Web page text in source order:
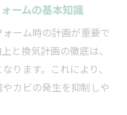
る一年中快適な室
コンセプト作り
地消の素材を活かす
ームの基本知識
ーム時の計画が重要で
と換気計画の徹底は、
ります。これにより、
カビの発生を抑制しや